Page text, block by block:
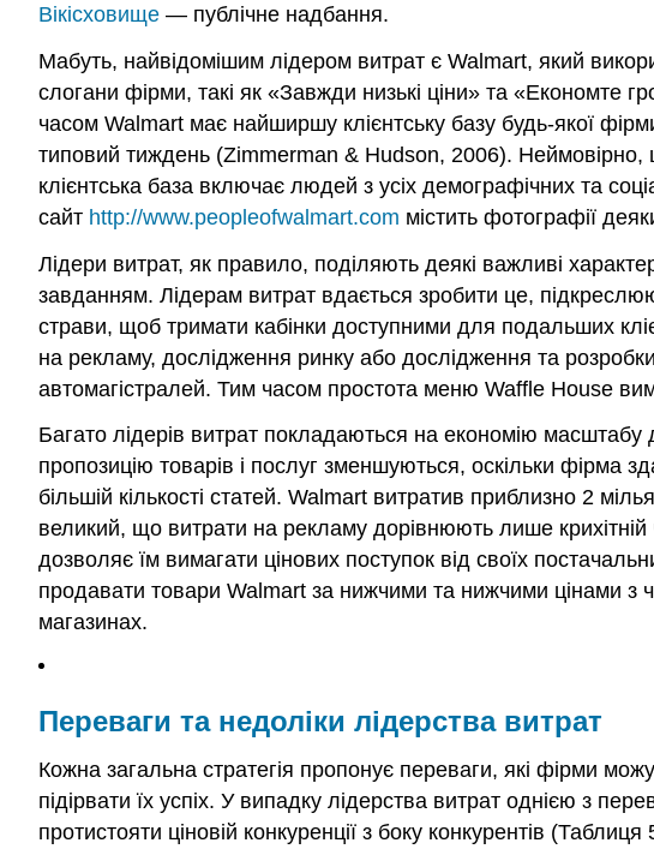
Вікісховище — публічне надбання.
Мабуть, найвідомішим лідером витрат є Walmart, який
слогани фірми, такі як «Завжди низькі ціни» та «Економте
часом Walmart має найширшу клієнтську базу будь-якої
типовий тиждень (Zimmerman & Hudson, 2006). Неймовірно,
клієнтська база включає людей з усіх демографічних та
сайт http://www.peopleofwalmart.com містить фотографії
Лідери витрат, як правило, поділяють деякі важливі
завданням. Лідерам витрат вдається зробити це,
страви, щоб тримати кабінки доступними для подальших
на рекламу, дослідження ринку або дослідження та
автомагістралей. Тим часом простота меню Waffle House
Багато лідерів витрат покладаються на економію масштабу
пропозицію товарів і послуг зменшуються, оскільки фірма
більшій кількості статей. Walmart витратив приблизно 2
великий, що витрати на рекламу дорівнюють лише крихітній
дозволяє їм вимагати цінових поступок від своїх
продавати товари Walmart за нижчими та нижчими цінами з
магазинах.
Переваги та недоліки лідерства витрат
Кожна загальна стратегія пропонує переваги, які фірми
підірвати їх успіх. У випадку лідерства витрат однією з
протистояти ціновій конкуренції з боку конкурентів